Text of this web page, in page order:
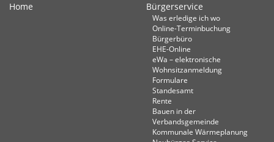
Home Bürgerservice
Was erledige ich wo
Online-Terminbuchung
Bürgerbüro
EHE-Online
eWa – elektronische
Wohnsitzanmeldung
Formulare
Standesamt
Rente
Bauen in der
Verbandsgemeinde
Kommunale Wärmeplanung